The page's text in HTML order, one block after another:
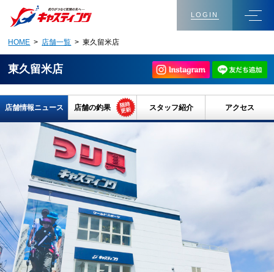
LOGIN
HOME > 店舗一覧 > 東久留米店
東久留米店
店舗情報ニュース 店舗の釣果 スタッフ紹介 アクセス